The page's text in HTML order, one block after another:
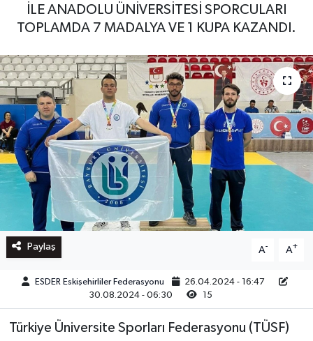
İLE ANADOLU ÜNİVERSİTESİ SPORCULARI
TOPLAMDA 7 MADALYA VE 1 KUPA KAZANDI.
Paylaş A- A+
ESDER Eskişehirliler Federasyonu
26.04.2024 - 16:47
30.08.2024 - 06:30
15
Türkiye Üniversite Sporları Federasyonu (TÜSF)